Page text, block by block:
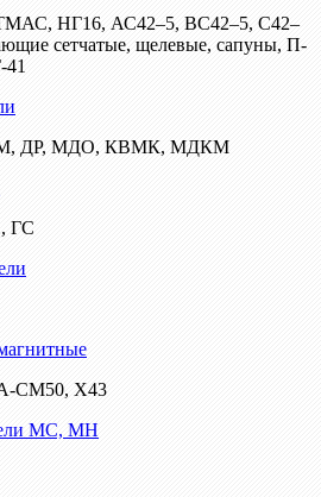
НГ16, АС42–5, ВС42–5, С42–
сетчатые, щелевые, сапуны, П-
ДР, МДО, КВМК, МДКМ
ГС
Х43
МС, МН